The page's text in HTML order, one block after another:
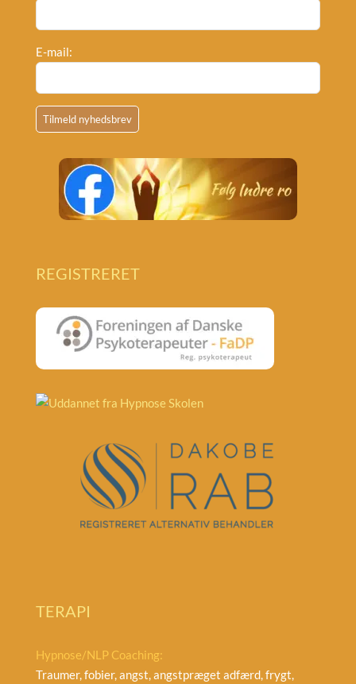
E-mail:
REGISTRERET
TERAPI
Hypnose/NLP Coaching:
Traumer, fobier, angst, angstpræget adfærd, frygt,